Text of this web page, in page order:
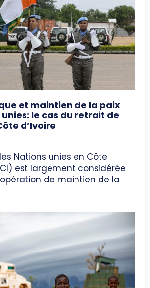
et maintien de la paix
le cas du retrait de
d’Ivoire
Nations unies en Côte
est largement considérée
de maintien de la